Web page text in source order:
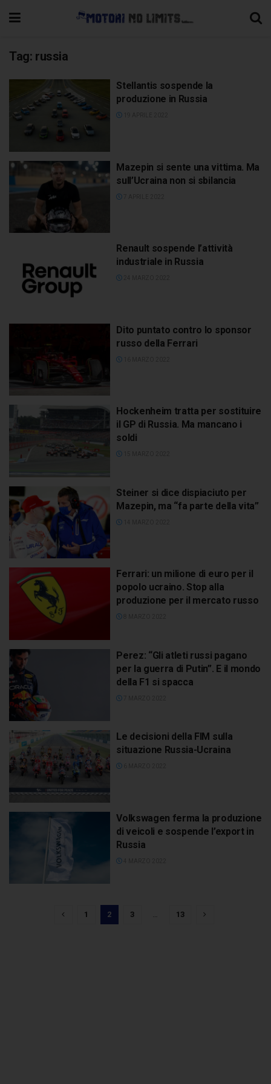
Tag: russia
Stellantis sospende la
produzione in Russia
Mazepin si sente una vittima. Ma
sull’Ucraina non si sbilancia
Renault sospende l’attività
industriale in Russia
Dito puntato contro lo sponsor
russo della Ferrari
Hockenheim tratta per sostituire
il GP di Russia. Ma mancano i
soldi
Steiner si dice dispiaciuto per
Mazepin, ma “fa parte della vita”
Ferrari: un milione di euro per il
popolo ucraino. Stop alla
produzione per il mercato russo
Perez: “Gli atleti russi pagano
per la guerra di Putin”. E il mondo
della F1 si spacca
Le decisioni della FIM sulla
situazione Russia-Ucraina
Volkswagen ferma la produzione
di veicoli e sospende l’export in
Russia
1 2 3 … 13